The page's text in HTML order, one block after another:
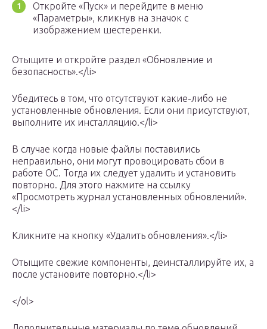
Откройте «Пуск» и перейдите в меню
«Параметры», кликнув на значок с
изображением шестеренки.
Отыщите и откройте раздел «Обновление и
безопасность».</li>
Убедитесь в том, что отсутствуют какие-либо не
установленные обновления. Если они присутствуют,
выполните их инсталляцию.</li>
В случае когда новые файлы поставились
неправильно, они могут провоцировать сбои в
работе ОС. Тогда их следует удалить и установить
повторно. Для этого нажмите на ссылку
«Просмотреть журнал установленных обновлений».
</li>
Кликните на кнопку «Удалить обновления».</li>
Отыщите свежие компоненты, деинсталлируйте их, а
после установите повторно.</li>
</ol>